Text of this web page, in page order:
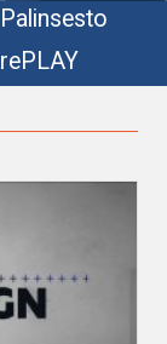
Palinsesto
rePLAY